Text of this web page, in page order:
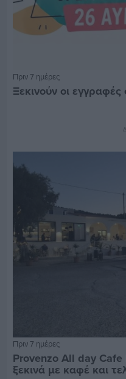
Πριν 7 ημέρες
Ξεκινούν οι
Πριν 7 ημέρες
Provenzo All day
ξεκινά με καφέ και